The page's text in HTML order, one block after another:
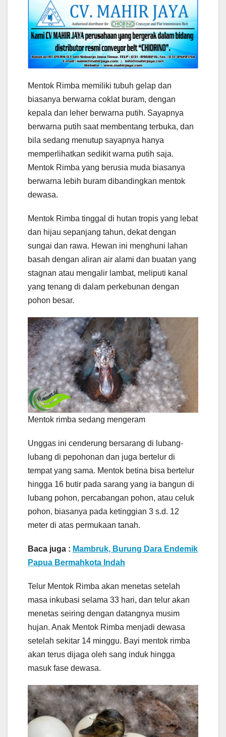
Mentok Rimba memiliki tubuh gelap dan
biasanya berwarna coklat buram, dengan
kepala dan leher berwarna putih. Sayapnya
berwarna putih saat membentang terbuka, dan
bila sedang menutup sayapnya hanya
memperlihatkan sedikit warna putih saja.
Mentok Rimba yang berusia muda biasanya
berwarna lebih buram dibandingkan mentok
dewasa.
Mentok Rimba tinggal di hutan tropis yang lebat
dan hijau sepanjang tahun, dekat dengan
sungai dan rawa. Hewan ini menghuni lahan
basah dengan aliran air alami dan buatan yang
stagnan atau mengalir lambat, meliputi kanal
yang tenang di dalam perkebunan dengan
pohon besar.
Mentok rimba sedang mengeram
Unggas ini cenderung bersarang di lubang-
lubang di pepohonan dan juga bertelur di
tempat yang sama. Mentok betina bisa bertelur
hingga 16 butir pada sarang yang ia bangun di
lubang pohon, percabangan pohon, atau celuk
pohon, biasanya pada ketinggian 3 s.d. 12
meter di atas permukaan tanah.
Baca juga : Mambruk, Burung Dara Endemik
Papua Bermahkota Indah
Telur Mentok Rimba akan menetas setelah
masa inkubasi selama 33 hari, dan telur akan
menetas seiring dengan datangnya musim
hujan. Anak Mentok Rimba menjadi dewasa
setelah sekitar 14 minggu. Bayi mentok rimba
akan terus dijaga oleh sang induk hingga
masuk fase dewasa.